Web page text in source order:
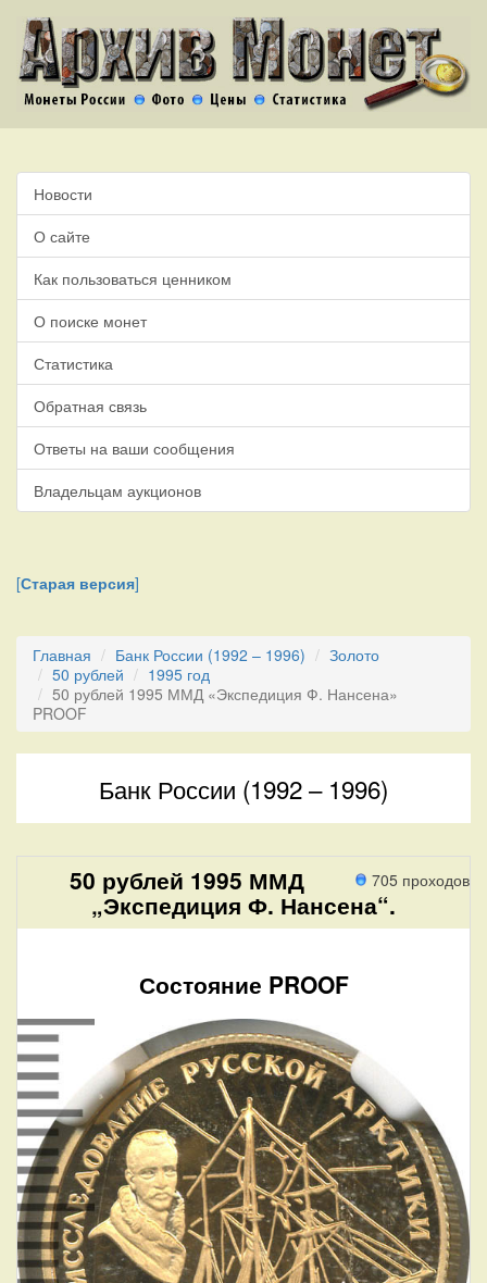
Новости
О сайте
Как пользоваться ценником
О поиске монет
Статистика
Обратная связь
Ответы на ваши сообщения
Владельцам аукционов
[Старая версия]
Главная Банк России (1992 – 1996)
Золото
50 рублей
1995 год
50 рублей 1995 ММД «Экспедиция Ф. Нансена»
PROOF
Банк России (1992 – 1996)
705 проходов
50 рублей 1995 ММД
„Экспедиция Ф. Нансена“.
Состояние PROOF